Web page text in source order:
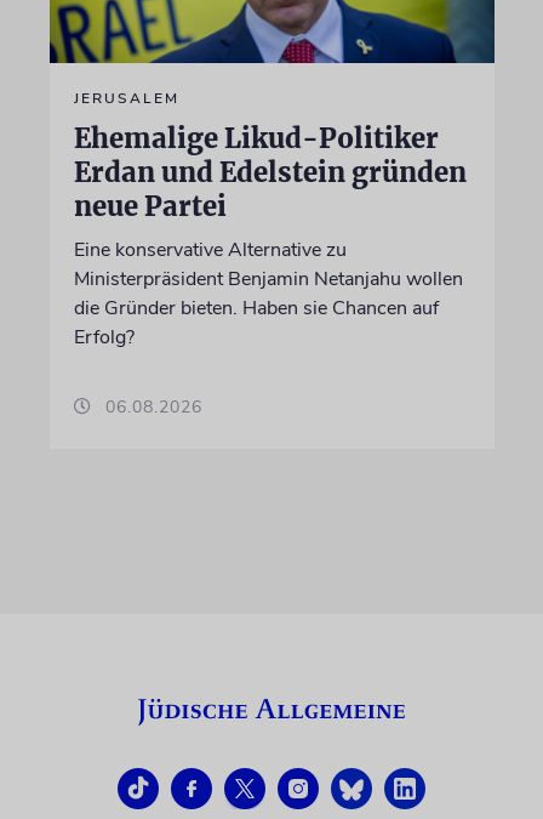
JERUSALEM
Ehemalige Likud-Politiker
Erdan und Edelstein gründen
neue Partei
Eine konservative Alternative zu
Ministerpräsident Benjamin Netanjahu wollen
die Gründer bieten. Haben sie Chancen auf
Erfolg?
06.08.2026